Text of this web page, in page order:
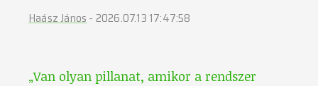
Haász János- 2026.07.13 17:47:58
„Van olyan pillanat, amikor a rendszer